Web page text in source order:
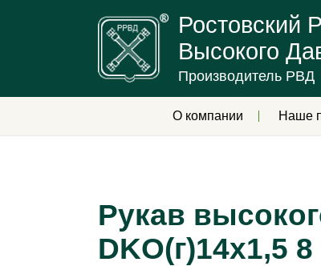
Ростовский
Высокого
Производитель РВД
О компании Наше
Рукав
DKO(г)14х1,5 8